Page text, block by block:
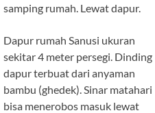
samping rumah. Lewat dapur.
Dapur rumah Sanusi ukuran
sekitar 4 meter persegi. Dinding
dapur terbuat dari anyaman
bambu (ghedek). Sinar matahari
bisa menerobos masuk lewat